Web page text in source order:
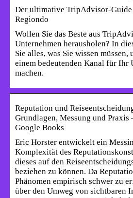
Der ultimative TripAdvisor-Guide
Regiondo
Wollen Sie das Beste aus
Unternehmen herausholen? In
Sie alles, was Sie wissen
einem bedeutenden Kanal für Ihr
machen.
Reputation und
Grundlagen, Messung und Praxis
Google Books
Eric Horster entwickelt ein
Komplexität des
dieses auf den
beziehen zu können. Da
Phänomen empirisch schwer zu
über den Umweg von sichtbaren